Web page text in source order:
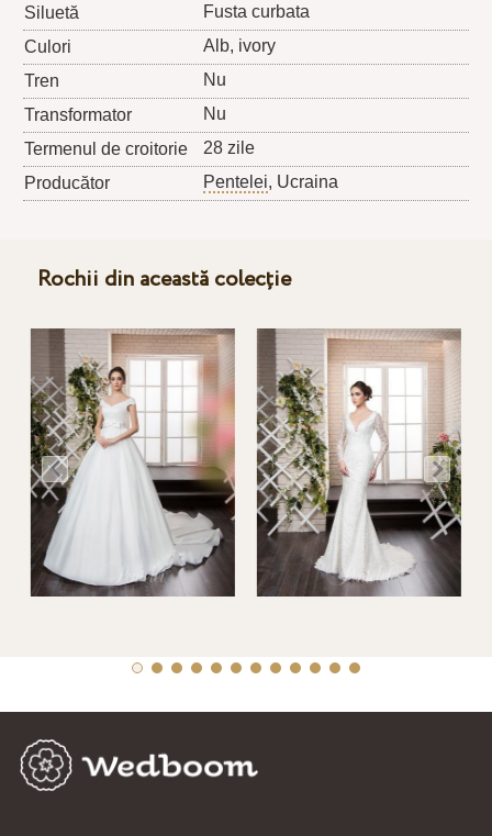
Siluetă
Fusta curbata
Culori
Alb, ivory
Tren
Nu
Transformator
Nu
Termenul de croitorie
28 zile
Producător
Pentelei, Ucraina
Rochii din această colecție